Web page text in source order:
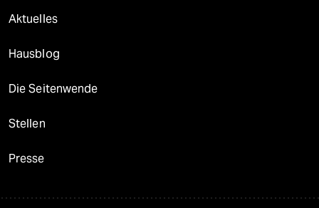
Aktuelles
Hausblog
Die Seitenwende
Stellen
Presse